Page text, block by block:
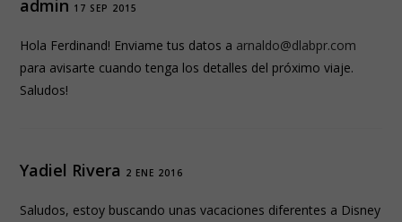
admin 17 SEP 2015
Hola Ferdinand! Enviame tus datos a arnaldo@dlabpr.com
para avisarte cuando tenga los detalles del próximo viaje.
Saludos!
Yadiel Rivera 2 ENE 2016
Saludos, estoy buscando unas vacaciones diferentes a Disney